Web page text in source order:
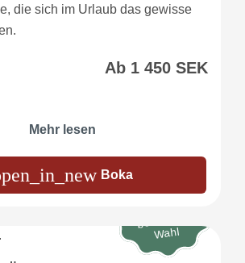
die sich im Urlaub das gewisse
Ab 1 450 SEK
Mehr lesen
Boka
Wahl